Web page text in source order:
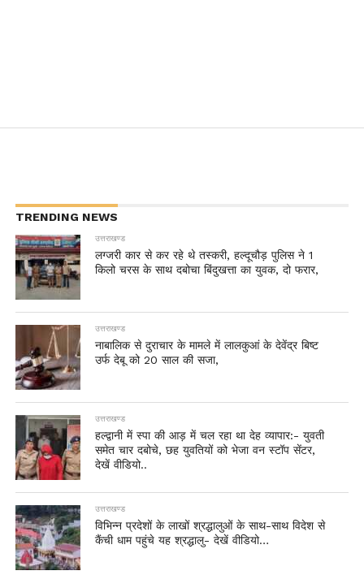
TRENDING NEWS
उत्तराखण्ड
लग्जरी कार से कर रहे थे तस्करी, हल्दूचौड़ पुलिस ने 1
किलो चरस के साथ दबोचा बिंदुखत्ता का युवक, दो फरार,
उत्तराखण्ड
नाबालिक से दुराचार के मामले में लालकुआं के देवेंद्र बिष्ट
उर्फ देबू को 20 साल की सजा,
उत्तराखण्ड
हल्द्वानी में स्पा की आड़ में चल रहा था देह व्यापार:- युवती
समेत चार दबोचे, छह युवतियों को भेजा वन स्टॉप सेंटर,
देखें वीडियो..
उत्तराखण्ड
विभिन्न प्रदेशों के लाखों श्रद्धालुओं के साथ-साथ विदेश से
कैंची धाम पहुंचे यह श्रद्धालु- देखें वीडियो…